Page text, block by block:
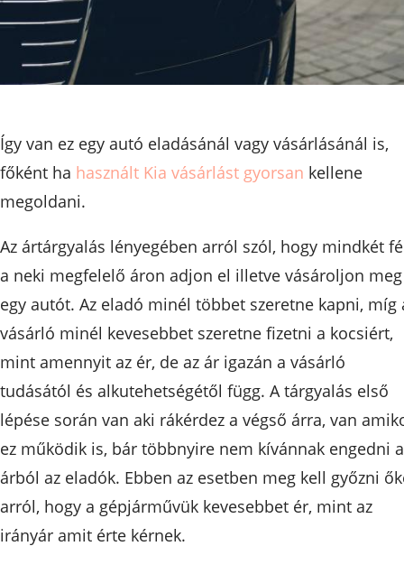
Így van ez egy autó eladásánál vagy vásárlásánál is,
főként ha használt Kia vásárlást gyorsan kellene
megoldani.
Az ártárgyalás lényegében arról szól, hogy mindkét
a neki megfelelő áron adjon el illetve vásároljon meg
egy autót. Az eladó minél többet szeretne kapni, míg
vásárló minél kevesebbet szeretne fizetni a kocsiért,
mint amennyit az ér, de az ár igazán a vásárló
tudásától és alkutehetségétől függ. A tárgyalás első
lépése során van aki rákérdez a végső árra, van
ez működik is, bár többnyire nem kívánnak engedni
árból az eladók. Ebben az esetben meg kell győzni
arról, hogy a gépjárművük kevesebbet ér, mint az
irányár amit érte kérnek.